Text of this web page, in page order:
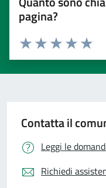
pagina?
Valuta 4
Valuta 3
Valuta 2 stelle su
Valuta 1 stelle su 5
Contatta il
Leggi le
Richiedi